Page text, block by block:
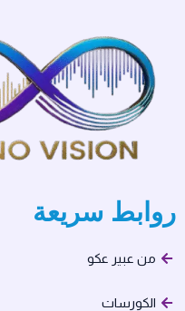
روابط سريعة
من عبير عكو
الكورسات